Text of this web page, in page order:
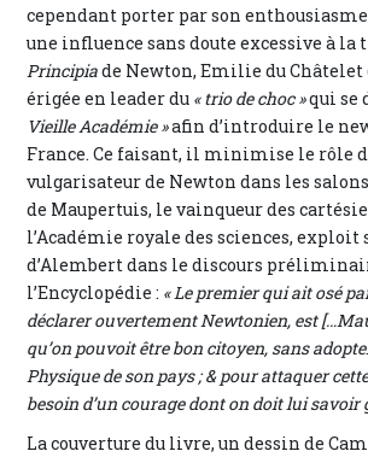
cependant porter par son
une influence sans doute excessive à la
Principiade Newton, Emilie du Châtelet
érigée en leader du « trio de choc »qui se
Vieille Académie »afin d’introduire le
France. Ce faisant, il minimise le rôle
vulgarisateur de Newton dans les
de Maupertuis, le vainqueur des
l’Académie royale des sciences, exploit
d’Alembert dans le discours
l’Encyclopédie : « Le premier qui ait osé
déclarer ouvertement Newtonien, est
qu’on pouvoit être bon citoyen, sans
Physique de son pays ; & pour attaquer
besoin d’un courage dont on doit lui savoir
La couverture du livre, un dessin de